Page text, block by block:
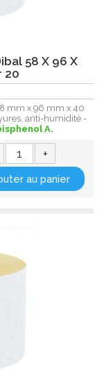
58 X 96 X
20
mm x 96 mm x 40
anti-humidité -
A.
+
au panier